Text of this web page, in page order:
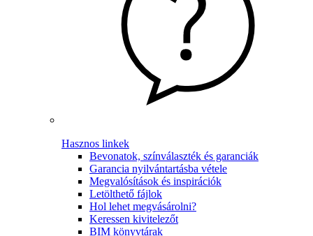
Hasznos linkek
Bevonatok, színválaszték és garanciák
Garancia nyilvántartásba vétele
Megvalósítások és inspirációk
Letölthető fájlok
Hol lehet megvásárolni?
Keressen kivitelezőt
BIM könyvtárak